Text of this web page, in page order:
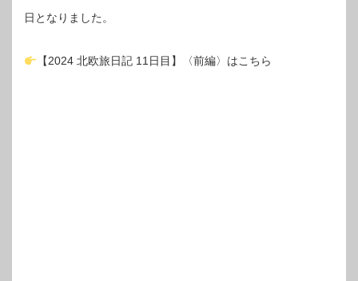
日となりました。
【2024 北欧旅日記 11日目】〈前編〉はこちら